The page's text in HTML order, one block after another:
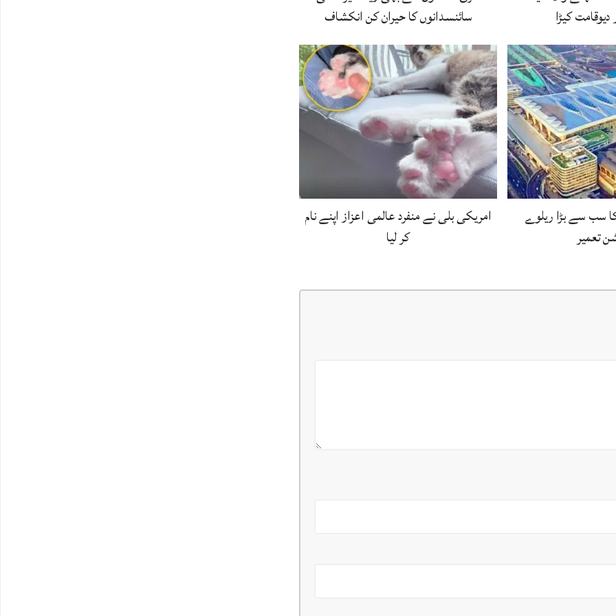
دیوقامت کیڑا
سائنسدانوں کا حیران کن انکشاف
کا سب سے بڑا ریلوے
تعمیر
امریکی بلی نے منفرد عالمی اعزاز اپنے نام
کر لیا